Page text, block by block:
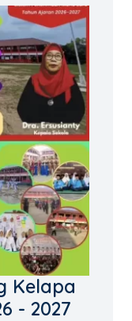
Kelapa
- 2027